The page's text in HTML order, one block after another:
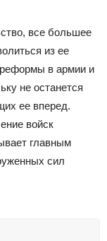
все большее
из ее
в армии и
не останется
ее вперед.
войск
главным
сил